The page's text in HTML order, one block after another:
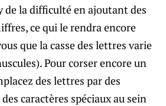
de la difficulté en ajoutant des
ce qui le rendra encore
que la casse des lettres varie
Pour corser encore un
des lettres par des
caractères spéciaux au sein